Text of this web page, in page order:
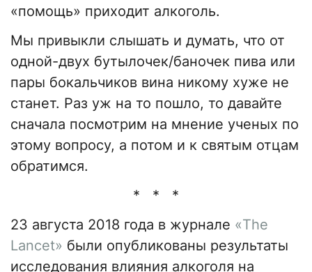
«помощь» приходит алкоголь.
Мы привыкли слышать и думать, что от
одной-двух бутылочек/баночек пива или
пары бокальчиков вина никому хуже не
станет. Раз уж на то пошло, то давайте
сначала посмотрим на мнение ученых по
этому вопросу, а потом и к святым отцам
обратимся.
* * *
23 августа 2018 года в журнале «The
Lancet» были опубликованы результаты
исследования влияния алкоголя на